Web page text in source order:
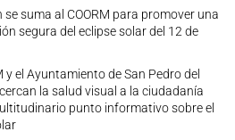
se suma al COORM para promover una
segura del eclipse solar del 12 de
y el Ayuntamiento de San Pedro del
la salud visual a la ciudadanía
punto informativo sobre el